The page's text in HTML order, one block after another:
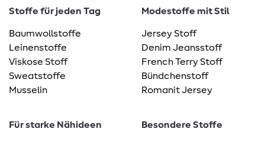
Stoffe für jeden Tag
Baumwollstoffe
Leinenstoffe
Viskose Stoff
Sweatstoffe
Musselin
Modestoffe mit Stil
Jersey Stoff
Denim Jeansstoff
French Terry Stoff
Bündchenstoff
Romanit Jersey
Für starke Nähideen Besondere Stoffe